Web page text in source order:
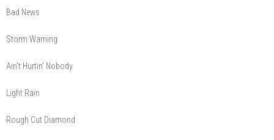
Bad News
Storm Warning
Ain’t Hurtin’ Nobody
Light Rain
Rough Cut Diamond